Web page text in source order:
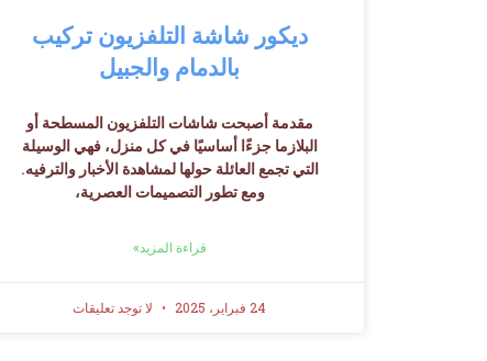
ديكور شاشة التلفزيون تركيب
بالدمام والجبيل
مقدمة أصبحت شاشات التلفزيون المسطحة أو
البلازما جزءًا أساسيًا في كل منزل، فهي الوسيلة
التي تجمع العائلة حولها لمشاهدة الأخبار والترفيه.
ومع تطور التصميمات العصرية،
قراءة المزيد»
24 فبراير، 2025 لا توجد تعليقات